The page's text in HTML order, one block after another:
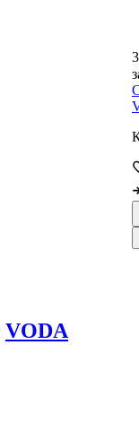
VODA